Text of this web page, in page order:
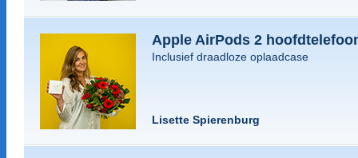
Apple AirPods 2
Inclusief draadloze oplaadcase
Lisette Spierenburg